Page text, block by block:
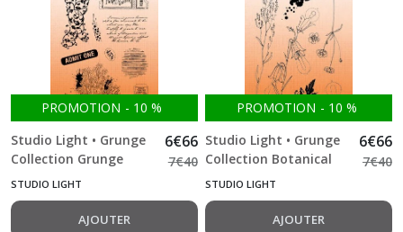
PROMOTION - 10 %
Studio Light • Grunge
Collection Grunge
Elements
6€66
7€40
STUDIO LIGHT
AJOUTER
PROMOTION - 10 %
Studio Light • Grunge
Collection Botanical
Elements
6€66
7€40
STUDIO LIGHT
AJOUTER
DIY
Petite
Française
Studio
Light